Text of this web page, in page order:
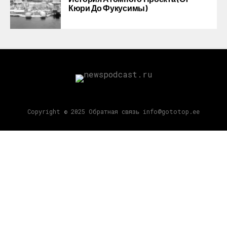
Кюри До Фукусимы)
Copyright © 2025 Обратная связь info@gototop.ee